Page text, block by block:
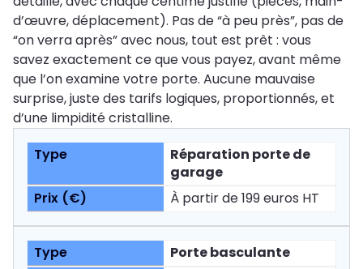
d’œuvre, déplacement). Pas de “à peu près”, pas de
“on verra après” avec nous, tout est prêt : vous
savez exactement ce que vous payez, avant même
que l’on examine votre porte. Aucune mauvaise
surprise, juste des tarifs logiques, proportionnés, et
d’une limpidité cristalline.
Réparation porte de
garage
À partir de 199 euros HT
Porte basculante